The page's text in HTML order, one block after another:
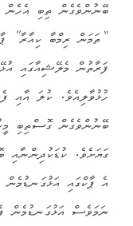
ބޭނުންވެގެން ތިބި
“ތަމަން ރިމްބާ ކިއާރާ”
ފަރާތުން މެލޭޝިއާގައި
ހުޅުވާލިއެވެ. ކުލަ އާއި
ބޭނުންވެގެން ގޮސްތިބި
ގަޔަށެވެ. ކުޑަކުދިންނާއި
އެ ޕާކްގައި
ނަމަވެސް އަޅުގަނޑުމެން